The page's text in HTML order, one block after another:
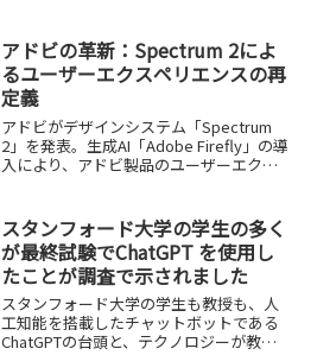
革は、子どもたちが自ら考え、主体的に
行動できる人材を育成...
アドビの革新：Spectrum 2によ
るユーザーエクスペリエンスの再
定義
アドビがデザインシステム「Spectrum
2」を発表。生成AI「Adobe Firefly」の導
入により、アドビ製品のユーザーエクス
スタンフォード大学の学生の多く
が最終試験でChatGPT を使用し
たことが調査で示されました
スタンフォード大学の学生も教授も、人
工知能を搭載したチャットボットである
ChatGPTの台頭と、テクノロジーが教育